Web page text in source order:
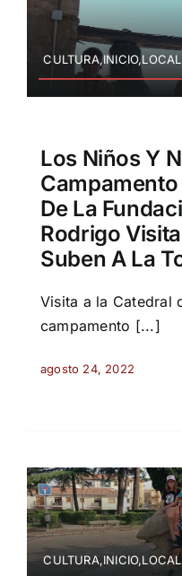
CULTURA,INICIO,LOCAL
Los Niños Y
De La
Rodrigo
Suben A La
Visita a la Catedral
campamento [...]
agosto 24, 2022
CULTURA,INICIO,LOCAL